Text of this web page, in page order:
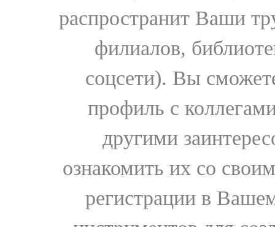
распространит Ваши
филиалов,
соцсети). Вы
профиль с
другими
ознакомить их со
регистрации в